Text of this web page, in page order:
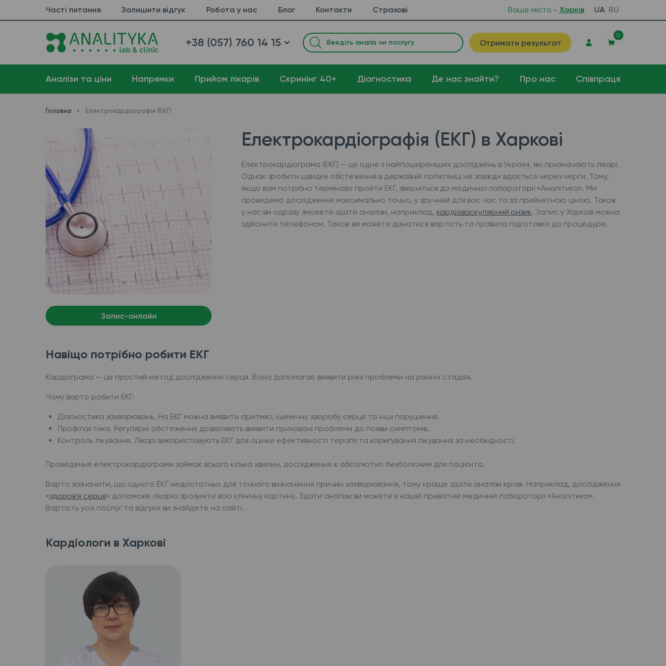
Часті питання Залишити відгук Робота у нас Блог Контакти Страхові Ваше місто - Харків UA RU
+38 (057) 760 14 15 Отримати результат
0
Аналізи та ціни Напрямки Прийом лікарів Cкринінг 40+ Діагностика Де нас знайти? Про нас Співпраця
Головна Електрокардіографія (ЕКГ)
Запис-онлайн
Електрокардіографія (ЕКГ) в Харкові
Електрокардіограма (ЕКГ) — це одне з найпоширеніших досліджень в Україні, які призначають лікарі.
Однак зробити швидке обстеження в державній поліклініці не завжди вдається через черги. Тому,
якщо вам потрібно терміново пройти ЕКГ, зверніться до медичної лабораторії «Аналітика». Ми
проведемо дослідження максимально точно, у зручний для вас час та за прийнятною ціною. Також
у нас ви одразу зможете здати аналізи, наприклад, кардіоваскулярний ризик. Запис у Харкові можна
здійснити телефоном. Також ви можете дізнатися вартість та правила підготовки до процедури.
Навіщо потрібно робити ЕКГ
Кардіограма — це простий метод дослідження серця. Вона допомагає виявити різні проблеми на ранніх стадіях.
Чому варто робити ЕКГ:
Діагностика захворювань. На ЕКГ можна виявити аритмію, ішемічну хворобу серця та інші порушення.
Профілактика. Регулярні обстеження дозволяють виявити приховані проблеми до появи симптомів.
Контроль лікування. Лікарі використовують ЕКГ для оцінки ефективності терапії та коригування лікування за необхідності.
Проведення електрокардіограми займає всього кілька хвилин, дослідження є абсолютно безболісним для пацієнта.
Варто зазначити, що одного ЕКГ недостатньо для точного визначення причин захворювання, тому краще здати аналізи крові. Наприклад, дослідження
«здоров'я серця» допоможе лікарю зрозуміти всю клінічну картину. Здати аналізи ви можете в нашій приватній медичній лабораторії «Аналітика».
Вартість усіх послуг та відгуки ви знайдете на сайті.
Кардіологи в Харкові